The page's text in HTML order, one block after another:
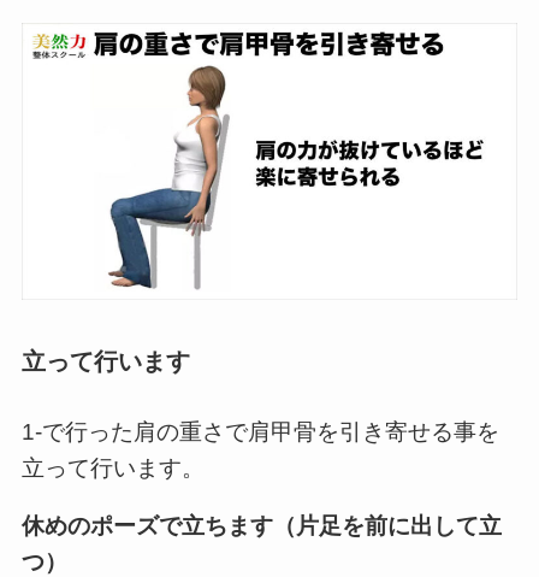
立って行います
1-で行った肩の重さで肩甲骨を引き寄せる事を
立って行います。
休めのポーズで立ちます（片足を前に出して立
つ）